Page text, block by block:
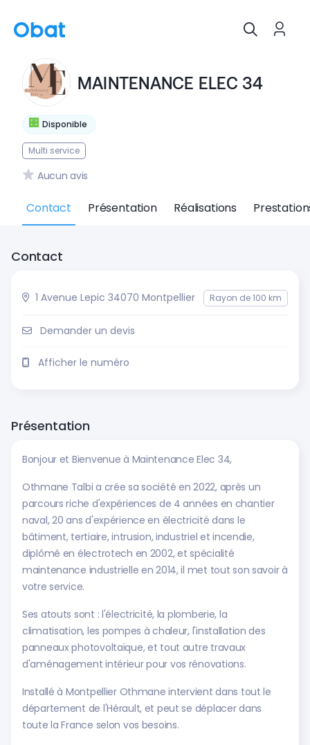
Disponible
MAINTENANCE ELEC 34
Multi service
Aucun avis
Contact Présentation Réalisations
Contact
1 Avenue Lepic 34070 Montpellier Rayon de 100 km
Demander un devis
Afficher le numéro
Présentation
Bonjour et Bienvenue à Maintenance Elec 34,
Othmane Talbi a crée sa société en 2022, après un
parcours riche d'expériences de 4 années en chantier
naval, 20 ans d'expérience en électricité dans le
bâtiment, tertiaire, intrusion, industriel et incendie,
diplômé en électrotech en 2002, et spécialité
maintenance industrielle en 2014, il met tout son savoir à
votre service.
Ses atouts sont : l'électricité, la plomberie, la
climatisation, les pompes à chaleur, l'installation des
panneaux photovoltaïque, et tout autre travaux
d'aménagement intérieur pour vos rénovations.
Installé à Montpellier Othmane intervient dans tout le
département de l'Hérault, et peut se déplacer dans
toute la France selon vos besoins.